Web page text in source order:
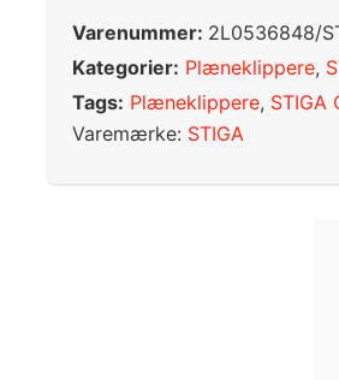
Varenummer: 2L0536848/
Kategorier: Plæneklippere,
Tags: Plæneklippere, STIGA
Varemærke: STIGA